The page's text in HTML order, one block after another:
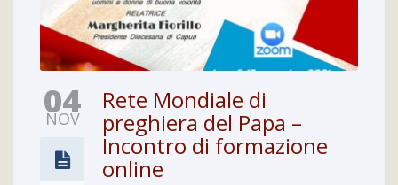
04
NOV
Rete Mondiale di
preghiera del Papa –
Incontro di formazione
online